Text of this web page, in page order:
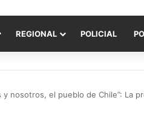
REGIONAL POLICIAL
y nosotros, el pueblo de Chile”: La